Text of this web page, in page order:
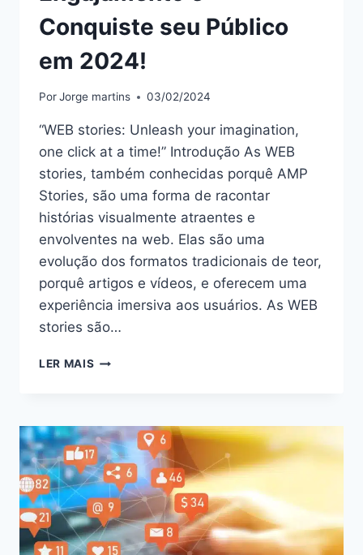
Conquiste seu Público
em 2024!
PorJorge martins 03/02/2024
“WEB stories: Unleash your imagination,
one click at a time!” Introdução As WEB
stories, também conhecidas porquê AMP
Stories, são uma forma de racontar
histórias visualmente atraentes e
envolventes na web. Elas são uma
evolução dos formatos tradicionais de teor,
porquê artigos e vídeos, e oferecem uma
experiência imersiva aos usuários. As WEB
stories são…
LER MAIS DESVENDE
WEB
STORIES:
AUMENTE
O
ENGAJAMENTO
E
CONQUISTE
SEU